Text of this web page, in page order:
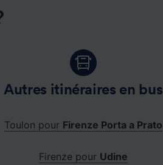
Autres itinéraires en bus
Toulon pour Firenze Porta a Prato
Firenze pour Udine